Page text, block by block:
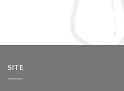
SITE